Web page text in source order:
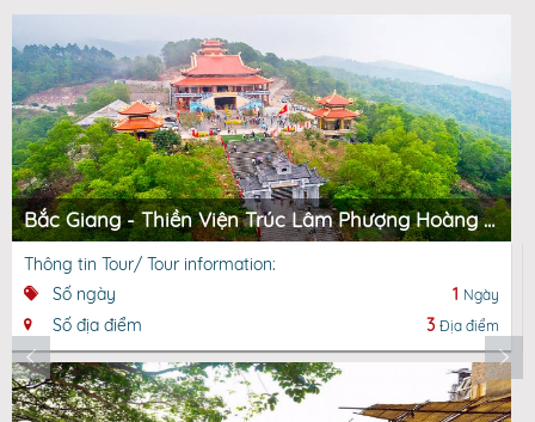
Bắc Giang - Thiền Viện Trúc Lâm Phượng Hoàng - Chùa Vĩnh Nghiêm - Suối Mỡ - Suối Mỡ
Thông tin Tour/ Tour information:
Số ngày
1 Ngày
Số địa điểm 3 Địa điểm